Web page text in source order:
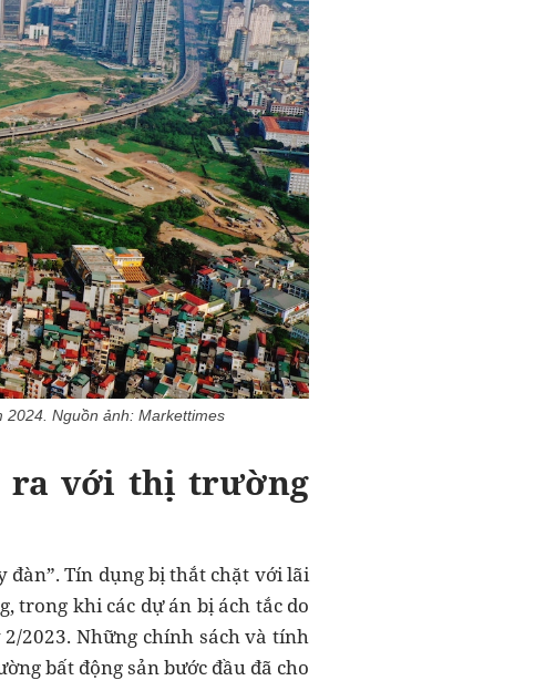
Nguồn ảnh: Markettimes
ra với thị trường
đàn”. Tín dụng bị thắt chặt với lãi
trong khi các dự án bị ách tắc do
2023. Những chính sách và tính
bất động sản bước đầu đã cho